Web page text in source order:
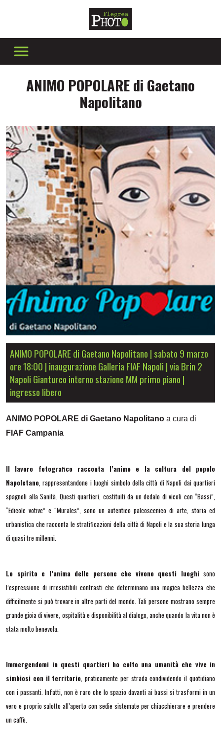
ANIMO POPOLARE di Gaetano
Napolitano
ANIMO POPOLARE di Gaetano Napolitano | sabato 9 marzo
ore 18:00 | inaugurazione Galleria FIAF Napoli | via Brin 2
Napoli Gianturco interno stazione MM primo piano |
ingresso libero
ANIMO POPOLARE di Gaetano Napolitano a cura di
FIAF Campania
Il lavoro fotograﬁco racconta l’animo e la cultura del popolo
Napoletano, rappresentandone i luoghi simbolo della città di Napoli dai quartieri
spagnoli alla Sanità. Questi quartieri, costituiti da un dedalo di vicoli con “Bassi”,
“Edicole votive” e “Murales”, sono un autentico palcoscenico di arte, storia ed
urbanistica che racconta le stratiﬁcazioni della città di Napoli e la sua storia lunga
di quasi tre millenni.
Lo spirito e l’anima delle persone che vivono questi luoghisono
l’espressione di irresistibili contrasti che determinano una magica bellezza che
difficilmente si può trovare in altre parti del mondo. Tali persone mostrano sempre
grande gioia di vivere, ospitalità e disponibilità al dialogo, anche quando la vita non è
stata molto benevola.
Immergendomi in questi quartieri ho colto una umanità che vive in
simbiosi con il territorio, praticamente per strada condividendo il quotidiano
con i passanti. Infatti, non è raro che lo spazio davanti ai bassi si trasformi in un
vero e proprio salotto all’aperto con sedie sistemate per chiacchierare e prendere
un caffè.